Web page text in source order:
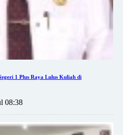
1 Plus Raya Lulus Kuliah di
08:38